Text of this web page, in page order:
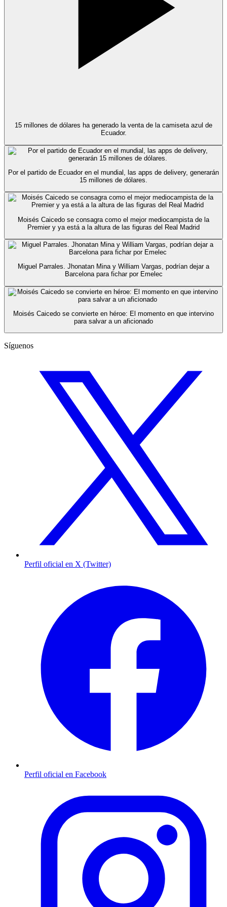
15 millones de dólares ha generado la venta de la camiseta azul de
Ecuador.
Por el partido de Ecuador en el mundial, las apps de delivery, generarán
15 millones de dólares.
Moisés Caicedo se consagra como el mejor mediocampista de la
Premier y ya está a la altura de las figuras del Real Madrid
Miguel Parrales. Jhonatan Mina y William Vargas, podrían dejar a
Barcelona para fichar por Emelec
Moisés Caicedo se convierte en héroe: El momento en que intervino
para salvar a un aficionado
Síguenos
Perfil oficial en X (Twitter)
Perfil oficial en Facebook